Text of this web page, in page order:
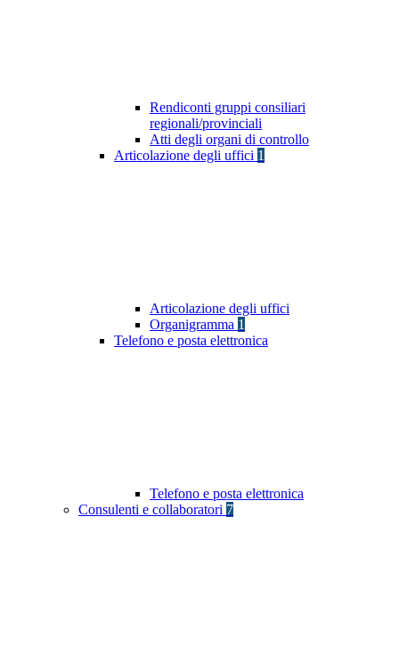
Rendiconti gruppi consiliari
regionali/provinciali
Atti degli organi di controllo
Articolazione degli uffici 1
Articolazione degli uffici
Organigramma 1
Telefono e posta elettronica
Telefono e posta elettronica
Consulenti e collaboratori 7